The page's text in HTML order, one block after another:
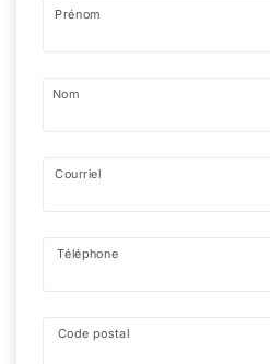
Prénom
Nom
Courriel
Téléphone
Code postal